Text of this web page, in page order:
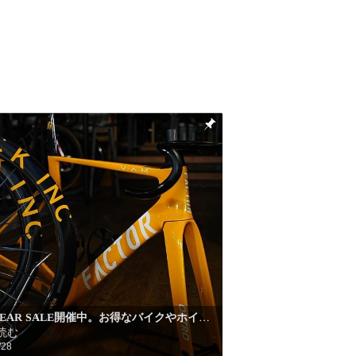
SALE開催中。お得なバイクやホイ…
む